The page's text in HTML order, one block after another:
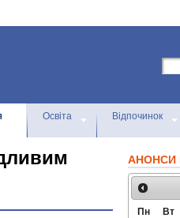
Освіта Відпочинок
АНОНСИ
Пн Вт